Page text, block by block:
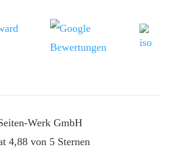
Werk GmbH
4,88von 5Sternen